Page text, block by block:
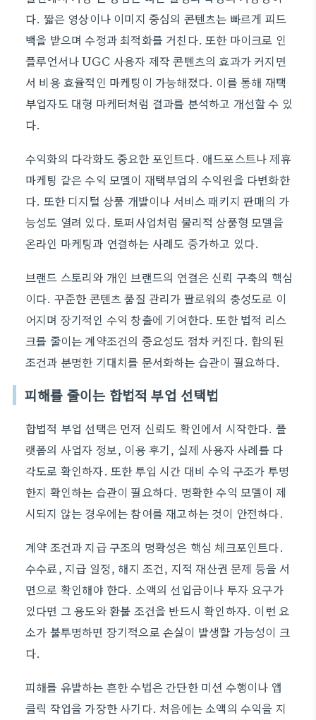
다. 짧은 영상이나 이미지 중심의 콘텐츠는 빠르게 피드
백을 받으며 수정과 최적화를 거친다. 또한 마이크로 인
플루언서나 UGC 사용자 제작 콘텐츠의 효과가 커지면
서 비용 효율적인 마케팅이 가능해졌다. 이를 통해 재택
부업자도 대형 마케터처럼 결과를 분석하고 개선할 수 있
다.
수익화의 다각화도 중요한 포인트다. 애드포스트나 제휴
마케팅 같은 수익 모델이 재택부업의 수익원을 다변화한
다. 또한 디지털 상품 개발이나 서비스 패키지 판매의 가
능성도 열려 있다. 토퍼사업처럼 물리적 상품형 모델을
온라인 마케팅과 연결하는 사례도 증가하고 있다.
브랜드 스토리와 개인 브랜드의 연결은 신뢰 구축의 핵심
이다. 꾸준한 콘텐츠 품질 관리가 팔로워의 충성도로 이
어지며 장기적인 수익 창출에 기여한다. 또한 법적 리스
크를 줄이는 계약조건의 중요성도 점차 커진다. 합의된
조건과 분명한 기대치를 문서화하는 습관이 필요하다.
피해를 줄이는 합법적 부업 선택법
합법적 부업 선택은 먼저 신뢰도 확인에서 시작한다. 플
랫폼의 사업자 정보, 이용 후기, 실제 사용자 사례를 다
각도로 확인하자. 또한 투입 시간 대비 수익 구조가 투명
한지 확인하는 습관이 필요하다. 명확한 수익 모델이 제
시되지 않는 경우에는 참여를 재고하는 것이 안전하다.
계약 조건과 지급 구조의 명확성은 핵심 체크포인트다.
수수료, 지급 일정, 해지 조건, 지적 재산권 문제 등을 서
면으로 확인해야 한다. 소액의 선입금이나 투자 요구가
있다면 그 용도와 환불 조건을 반드시 확인하자. 이런 요
소가 불투명하면 장기적으로 손실이 발생할 가능성이 크
다.
피해를 유발하는 흔한 수법은 간단한 미션 수행이나 앱
클릭 작업을 가장한 사기다. 처음에는 소액의 수익을 지